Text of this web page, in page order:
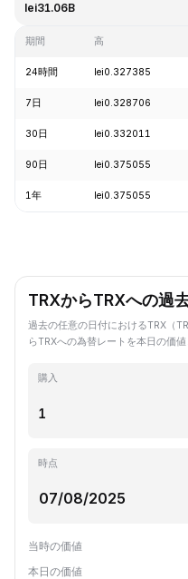
lei31.06B
期間 高
24時間 lei0.327385
7日 lei0.328706
30日 lei0.332011
90日 lei0.375055
1年 lei0.375055
TRXからTRXへの過
過去の任意の日付におけるTRX（
らTRXへの為替レートを本日の価値
購入
時点
当時の価値
本日の価値